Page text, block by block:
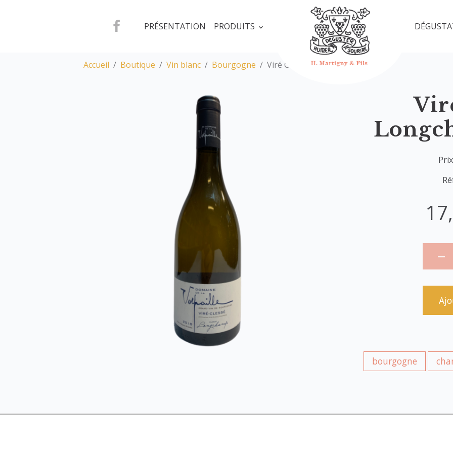
PRÉSENTATION PRODUITS
Accueil Boutique Vin blanc Bourgogne Viré Clessé Longchamps 2018
bourgogne